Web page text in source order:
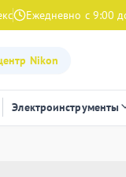
Ежедневно с 9:00
Nikon
Электроинструменты